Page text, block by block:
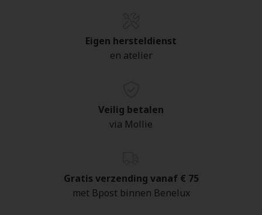
Eigen hersteldienst
en atelier
Veilig betalen
via Mollie
Gratis verzending vanaf € 75
met Bpost binnen Benelux